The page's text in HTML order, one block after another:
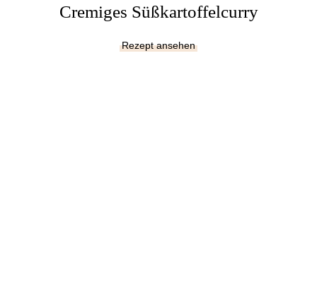
Cremiges Süßkartoffelcurry
Rezept ansehen